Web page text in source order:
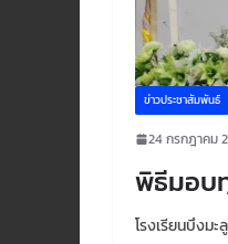
ข่าวประชาสัมพันธ์
24 กรกฎาคม
พิธีมอบ
โรงเรียนบึงมะ